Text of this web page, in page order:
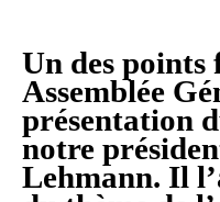
Un des points
Assemblée
présentation
notre
Lehmann. Il